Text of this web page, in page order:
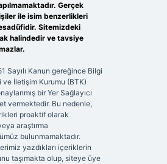
Gerçek
ile isim benzerlikleri
Sitemizdeki
halindedir ve tavsiye
Sayılı Kanun gereğince Bilgi
İletişim Kurumu (BTK)
bir Yer Sağlayıcı
vermektedir. Bu nedenle,
proaktif olarak
araştırma
bulunmamaktadır.
yazdıkları içeriklerin
taşımakta olup, siteye üye